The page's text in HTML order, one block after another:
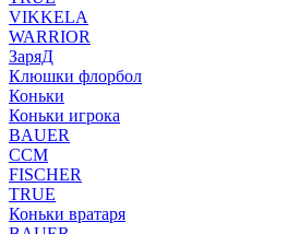
VIKKELA
WARRIOR
ЗаряД
Клюшки флорбол
Коньки
Коньки игрока
BAUER
CCM
FISCHER
TRUE
Коньки вратаря